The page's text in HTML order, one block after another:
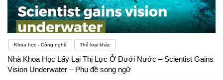
Khoa học - Công nghệ Thể loại khác
Nhà Khoa Học Lấy Lại Thị Lực Ở Dưới Nước – Scientist Gains
Vision Underwater – Phụ đề song ngữ